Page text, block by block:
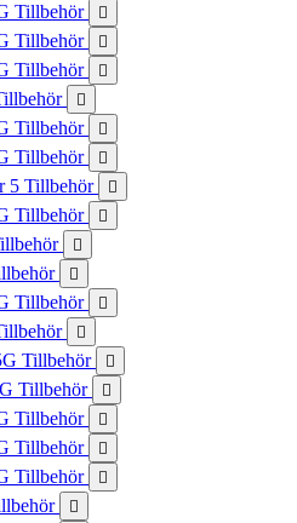
Tillbehör 
Tillbehör 
Tillbehör 

Tillbehör 
Tillbehör 
5 Tillbehör 
Tillbehör 


Tillbehör 

Tillbehör 
Tillbehör 
Tillbehör 
Tillbehör 
Tillbehör 
